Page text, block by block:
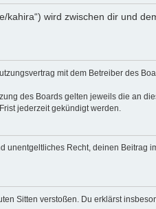
wird zwischen dir und
mit dem Betreiber des
des Boards gelten jeweils die an
jederzeit gekündigt werden.
unentgeltliches Recht, deinen Beitrag
Sitten verstoßen. Du erklärst